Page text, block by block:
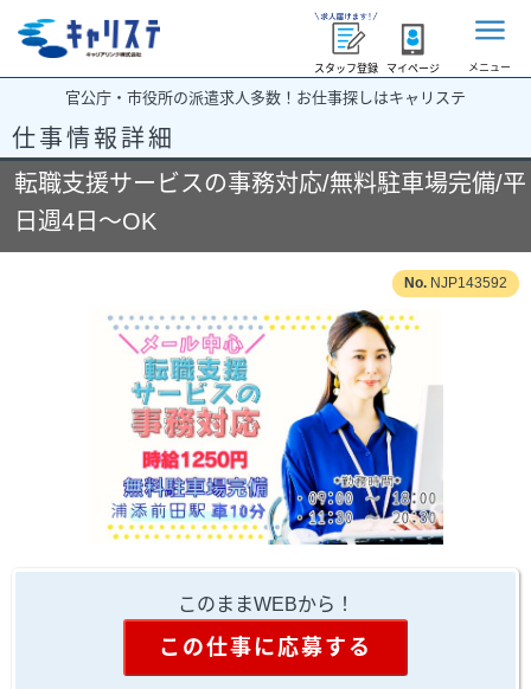
スタッフ登録 マイページ メニュー
官公庁・市役所の派遣求人多数！お仕事探しはキャリステ
仕事情報詳細
転職支援サービスの事務対応/無料駐車場完備/平
日週4日～OK
NJP143592
このままWEBから！
この仕事に応募する